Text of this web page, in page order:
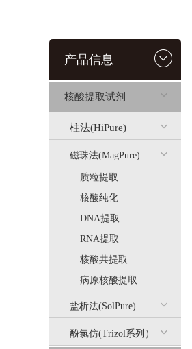
产品信息
核酸提取试剂
柱法(HiPure)
磁珠法(MagPure)
质粒提取
核酸纯化
DNA提取
RNA提取
核酸共提取
病原核酸提取
盐析法(SolPure)
酚氯仿(Trizol系列）